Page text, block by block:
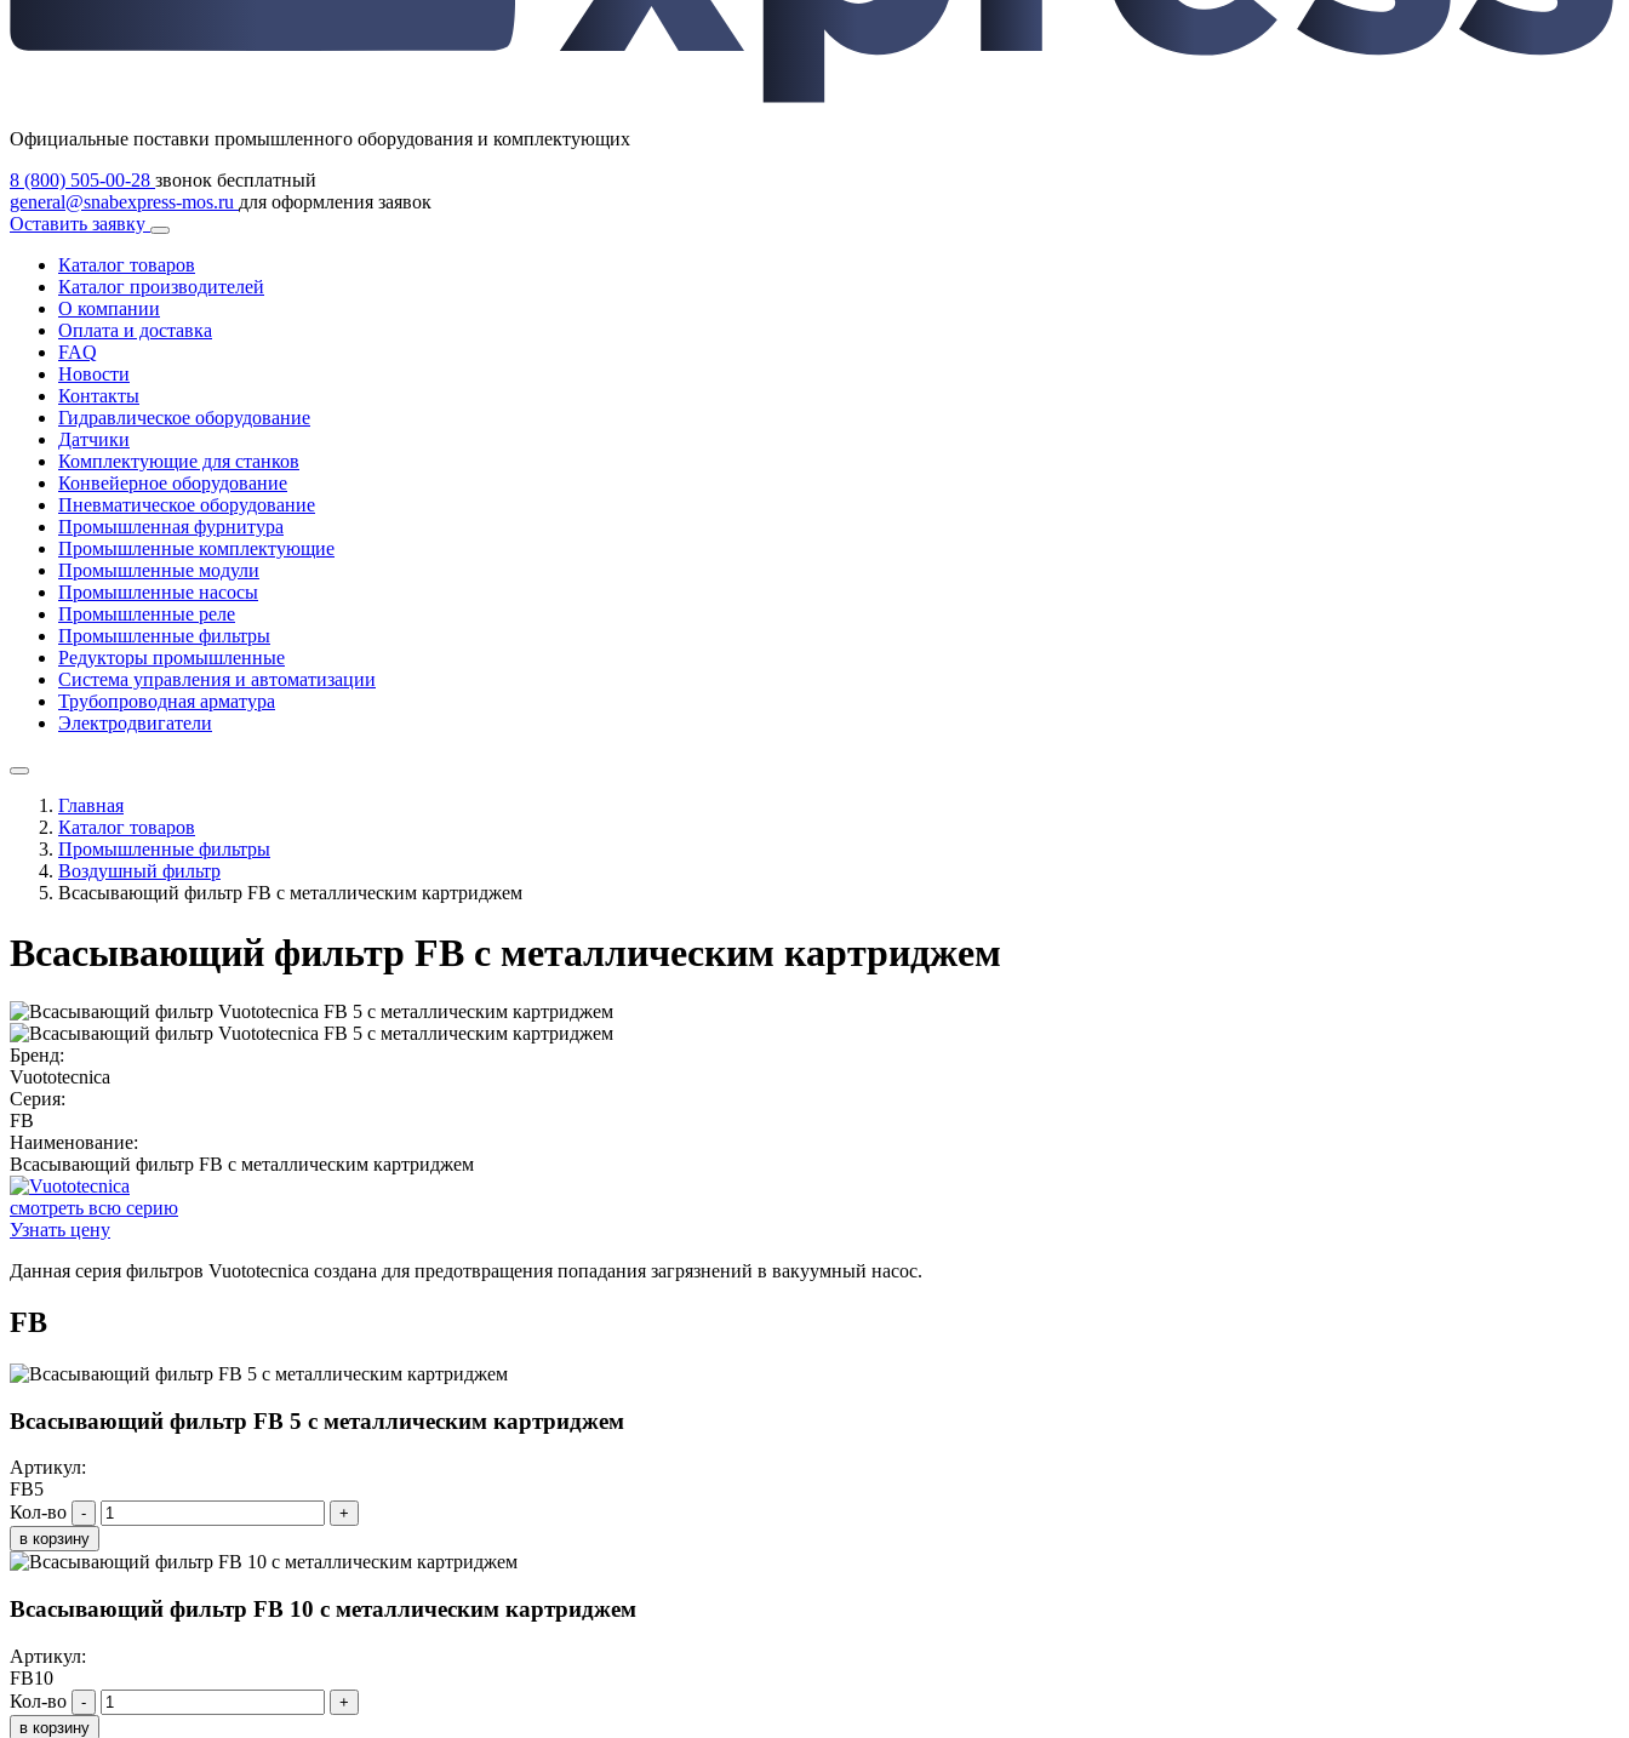
Официальные поставки промышленного оборудования и комплектующих
8 (800) 505-00-28 звонок бесплатный
general@snabexpress-mos.ru для оформления заявок
Оставить заявку
Каталог товаров
Каталог производителей
О компании
Оплата и доставка
FAQ
Новости
Контакты
Гидравлическое оборудование
Датчики
Комплектующие для станков
Конвейерное оборудование
Пневматическое оборудование
Промышленная фурнитура
Промышленные комплектующие
Промышленные модули
Промышленные насосы
Промышленные реле
Промышленные фильтры
Редукторы промышленные
Система управления и автоматизации
Трубопроводная арматура
Электродвигатели
Главная
Каталог товаров
Промышленные фильтры
Воздушный фильтр
Всасывающий фильтр FB с металлическим картриджем
Всасывающий фильтр FB с металлическим картриджем
Бренд:
Vuototecnica
Серия:
FB
Наименование:
Всасывающий фильтр FB с металлическим картриджем
смотреть всю серию
Узнать цену
Данная серия фильтров Vuototecnica создана для предотвращения попадания загрязнений в вакуумный насос.
FB
Всасывающий фильтр FB 5 с металлическим картриджем
Артикул:
FB5
Кол-во
-
+
в корзину
Всасывающий фильтр FB 10 с металлическим картриджем
Артикул:
FB10
Кол-во
-
+
в корзину